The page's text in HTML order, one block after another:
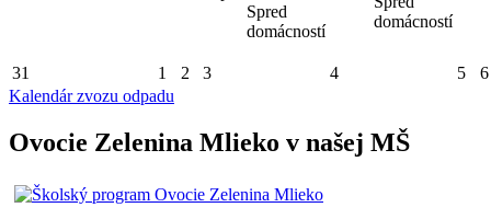
Spred
domácností
domácností
31 1 2 3 4 5
6
Kalendár zvozu odpadu
Ovocie Zelenina Mlieko v našej MŠ